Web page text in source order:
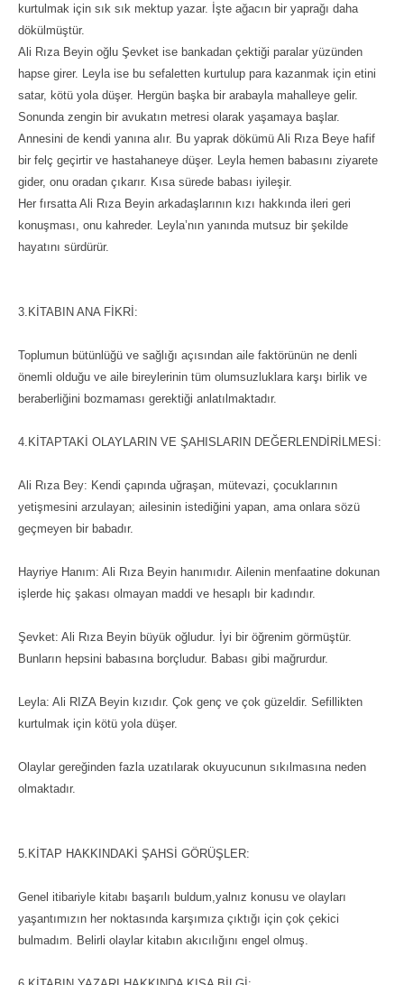
kurtulmak için sık sık mektup yazar. İşte ağacın bir yaprağı daha
dökülmüştür.
Ali Rıza Beyin oğlu Şevket ise bankadan çektiği paralar yüzünden
hapse girer. Leyla ise bu sefaletten kurtulup para kazanmak için etini
satar, kötü yola düşer. Hergün başka bir arabayla mahalleye gelir.
Sonunda zengin bir avukatın metresi olarak yaşamaya başlar.
Annesini de kendi yanına alır. Bu yaprak dökümü Ali Rıza Beye hafif
bir felç geçirtir ve hastahaneye düşer. Leyla hemen babasını ziyarete
gider, onu oradan çıkarır. Kısa sürede babası iyileşir.
Her fırsatta Ali Rıza Beyin arkadaşlarının kızı hakkında ileri geri
konuşması, onu kahreder. Leyla’nın yanında mutsuz bir şekilde
hayatını sürdürür.
3.KİTABIN ANA FİKRİ:
Toplumun bütünlüğü ve sağlığı açısından aile faktörünün ne denli
önemli olduğu ve aile bireylerinin tüm olumsuzluklara karşı birlik ve
beraberliğini bozmaması gerektiği anlatılmaktadır.
4.KİTAPTAKİ OLAYLARIN VE ŞAHISLARIN DEĞERLENDİRİLMESİ:
Ali Rıza Bey: Kendi çapında uğraşan, mütevazi, çocuklarının
yetişmesini arzulayan; ailesinin istediğini yapan, ama onlara sözü
geçmeyen bir babadır.
Hayriye Hanım: Ali Rıza Beyin hanımıdır. Ailenin menfaatine dokunan
işlerde hiç şakası olmayan maddi ve hesaplı bir kadındır.
Şevket: Ali Rıza Beyin büyük oğludur. İyi bir öğrenim görmüştür.
Bunların hepsini babasına borçludur. Babası gibi mağrurdur.
Leyla: Ali RIZA Beyin kızıdır. Çok genç ve çok güzeldir. Sefillikten
kurtulmak için kötü yola düşer.
Olaylar gereğinden fazla uzatılarak okuyucunun sıkılmasına neden
olmaktadır.
5.KİTAP HAKKINDAKİ ŞAHSİ GÖRÜŞLER:
Genel itibariyle kitabı başarılı buldum,yalnız konusu ve olayları
yaşantımızın her noktasında karşımıza çıktığı için çok çekici
bulmadım. Belirli olaylar kitabın akıcılığını engel olmuş.